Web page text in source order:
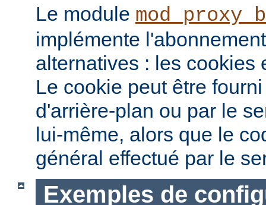
Le module
implémente
alternatives : les cookies
Le cookie peut être
d'arrière-plan ou par le
lui-même, alors que le
général effectué par le
Exemples de